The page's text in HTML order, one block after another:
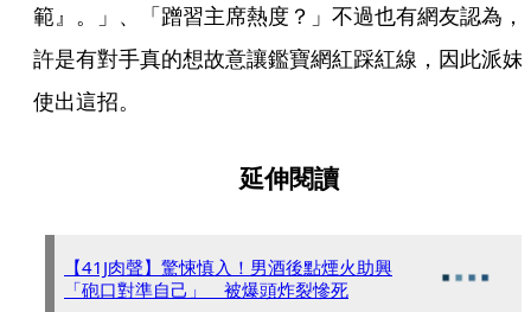
範』。」、「蹭習主席熱度？」不過也有網友認為，
許是有對手真的想故意讓鑑寶網紅踩紅線，因此派妹
使出這招。
延伸閱讀
【41J肉聲】驚悚慎入！男酒後點煙火助興
「砲口對準自己」 被爆頭炸裂慘死